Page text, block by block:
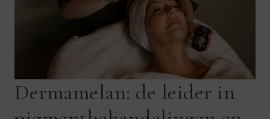
Dermamelan: de leider in